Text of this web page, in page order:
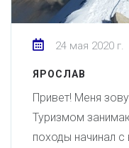
24 мая 2020 г.
ЯРОСЛАВ
Привет! Меня
Туризмом
походы начинал